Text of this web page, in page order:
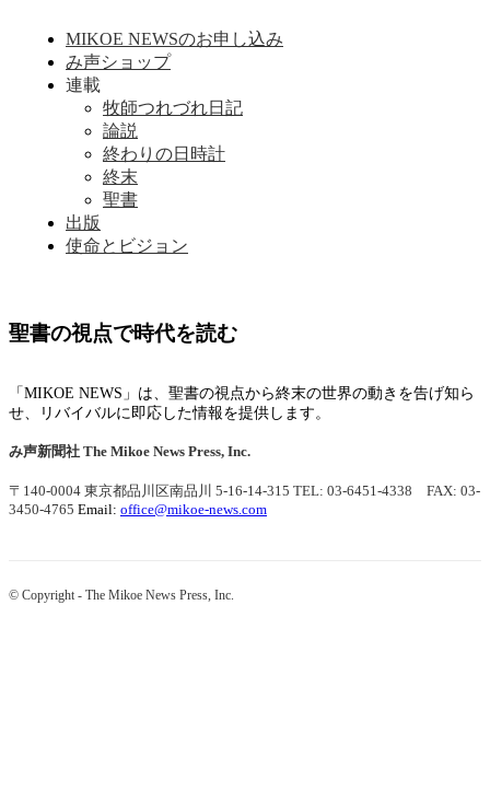
MIKOE NEWSのお申し込み
み声ショップ
連載
牧師つれづれ日記
論説
終わりの日時計
終末
聖書
出版
使命とビジョン
聖書の視点で時代を読む
「MIKOE NEWS」は、聖書の視点から終末の世界の動きを告げ知ら
せ、リバイバルに即応した情報を提供します。
み声新聞社 The Mikoe News Press, Inc.
〒140-0004 東京都品川区南品川 5-16-14-315 TEL: 03-6451-4338 FAX: 03-
3450-4765 Email: office@mikoe-news.com
© Copyright - The Mikoe News Press, Inc.